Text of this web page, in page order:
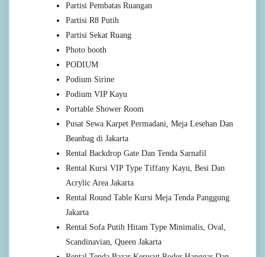
Partisi Pembatas Ruangan
Partisi R8 Putih
Partisi Sekat Ruang
Photo booth
PODIUM
Podium Sirine
Podium VIP Kayu
Portable Shower Room
Pusat Sewa Karpet Permadani, Meja Lesehan Dan
Beanbag di Jakarta
Rental Backdrop Gate Dan Tenda Sarnafil
Rental Kursi VIP Type Tiffany Kayu, Besi Dan
Acrylic Area Jakarta
Rental Round Table Kursi Meja Tenda Panggung
Jakarta
Rental Sofa Putih Hitam Type Minimalis, Oval,
Scandinavian, Queen Jakarta